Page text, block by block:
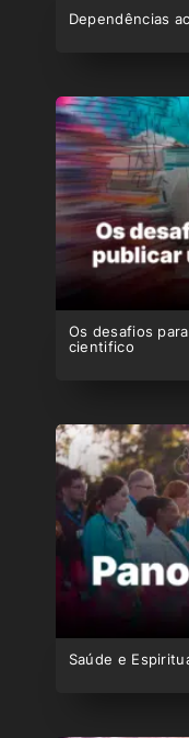
Dependências
Os desafios
cientifico
Saúde e